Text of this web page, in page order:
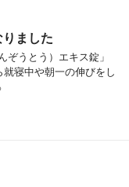
ました
ぞうとう）エキス錠」
寝中や朝一の伸びをし